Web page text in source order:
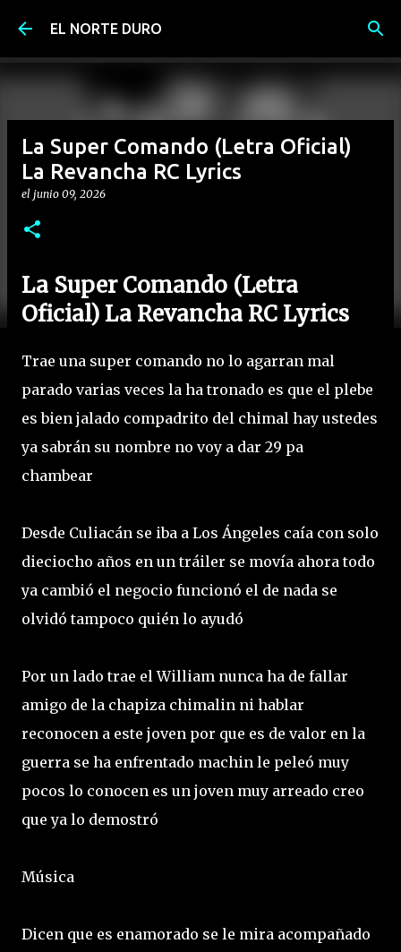
Ir al contenido principal
EL NORTE DURO
La Super Comando (Letra Oficial)
La Revancha RC Lyrics
el junio 09, 2026
La Super Comando (Letra
Oficial) La Revancha RC Lyrics
Trae una super comando no lo agarran mal
parado varias veces la ha tronado es que el plebe
es bien jalado compadrito del chimal hay ustedes
ya sabrán su nombre no voy a dar 29 pa
chambear
Desde Culiacán se iba a Los Ángeles caía con solo
dieciocho años en un tráiler se movía ahora todo
ya cambió el negocio funcionó el de nada se
olvidó tampoco quién lo ayudó
Por un lado trae el William nunca ha de fallar
amigo de la chapiza chimalin ni hablar
reconocen a este joven por que es de valor en la
guerra se ha enfrentado machin le peleó muy
pocos lo conocen es un joven muy arreado creo
que ya lo demostró
Música
Dicen que es enamorado se le mira acompañado